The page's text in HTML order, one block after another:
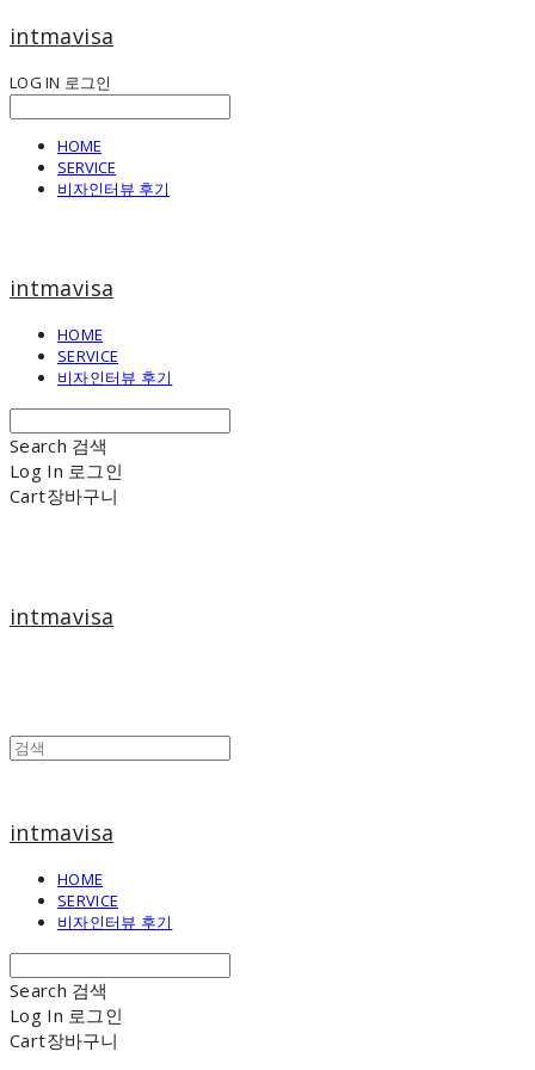
intmavisa
LOG IN 로그인
HOME
SERVICE
비자인터뷰 후기
intmavisa
HOME
SERVICE
비자인터뷰 후기
Search 검색
Log In 로그인
Cart장바구니
intmavisa
intmavisa
HOME
SERVICE
비자인터뷰 후기
Search 검색
Log In 로그인
Cart장바구니